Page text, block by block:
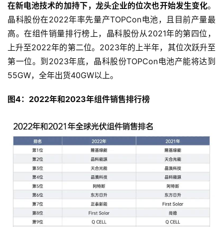
在新电池技术的加持下，龙头企业的位次也开始发生变化。
晶科股份在2022年率先量产TOPCon电池，且目前产量最
高。在组件销量排行榜上，晶科股份从2021年的第四位，
上升至2022年的第二位。2023年的上半年，其位次跃升至
第一位。到2023年底，晶科股份TOPCon电池产能将达到
55GW，全年出货40GW以上。
图4：2022年和2023年组件销售排行榜